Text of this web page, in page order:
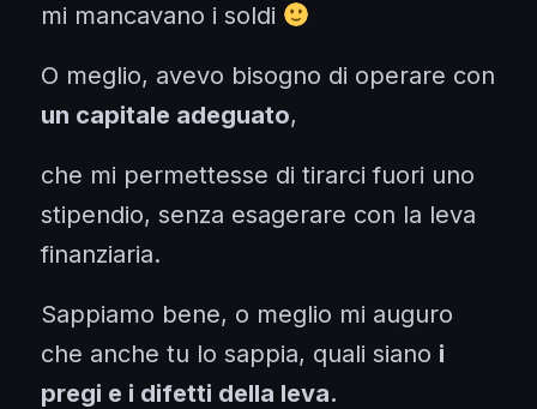
mi mancavano i soldi
O meglio, avevo bisogno di operare con
un capitale adeguato,
che mi permettesse di tirarci fuori uno
stipendio, senza esagerare con la leva
finanziaria.
Sappiamo bene, o meglio mi auguro
che anche tu lo sappia, quali siano i
pregi e i difetti della leva.